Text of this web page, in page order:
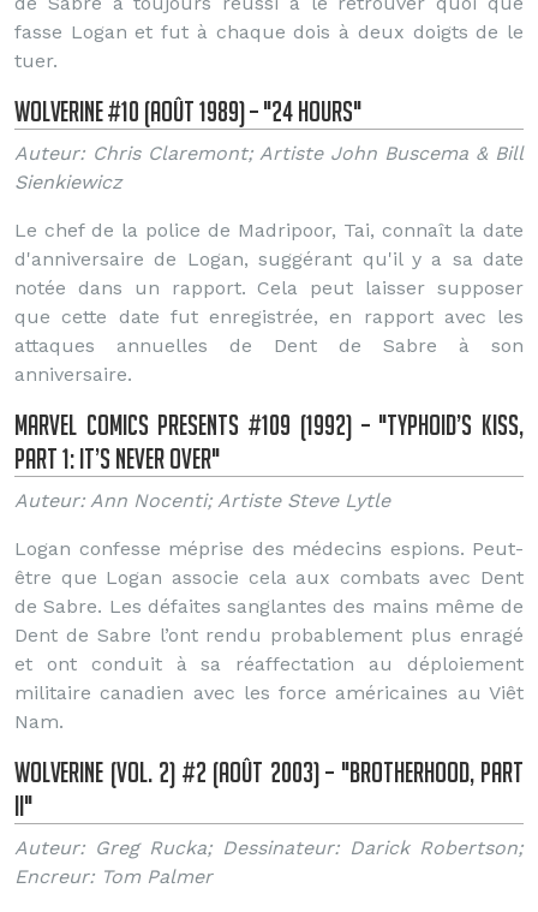
fasse Logan et fut à chaque dois à deux doigts de le
tuer.
Wolverine #10 (Août 1989) – "24 Hours"
Auteur: Chris Claremont; Artiste John Buscema & Bill
Sienkiewicz
Le chef de la police de Madripoor, Tai, connaît la date
d'anniversaire de Logan, suggérant qu'il y a sa date
notée dans un rapport. Cela peut laisser supposer
que cette date fut enregistrée, en rapport avec les
attaques annuelles de Dent de Sabre à son
anniversaire.
Marvel Comics Presents #109 (1992) – "Typhoid’s Kiss,
Part 1: It’s Never Over"
Auteur: Ann Nocenti; Artiste Steve Lytle
Logan confesse méprise des médecins espions. Peut-
être que Logan associe cela aux combats avec Dent
de Sabre. Les défaites sanglantes des mains même de
Dent de Sabre l’ont rendu probablement plus enragé
et ont conduit à sa réaffectation au déploiement
militaire canadien avec les force américaines au Viêt
Nam.
Wolverine (Vol. 2) #2 (Août 2003) – "Brotherhood, Part
II"
Auteur: Greg Rucka; Dessinateur: Darick Robertson;
Encreur: Tom Palmer